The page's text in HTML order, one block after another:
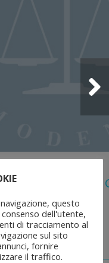
N. 137 “delega
questo
dell'utente,
di tracciamento al
sul sito
fornire
il traffico.